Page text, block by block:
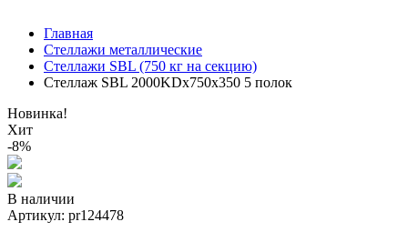
Главная
Стеллажи металлические
Стеллажи SBL (750 кг на секцию)
Стеллаж SBL 2000KDх750x350 5 полок
Новинка!
Хит
-8%
В наличии
Артикул: pr124478